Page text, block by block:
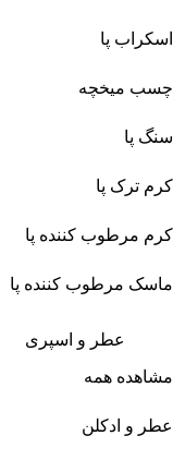
اسکراب پا
چسب میخچه
سنگ پا
کرم ترک پا
کرم مرطوب کننده پا
ماسک مرطوب کننده پا
عطر و اسپری
مشاهده همه
عطر و ادکلن